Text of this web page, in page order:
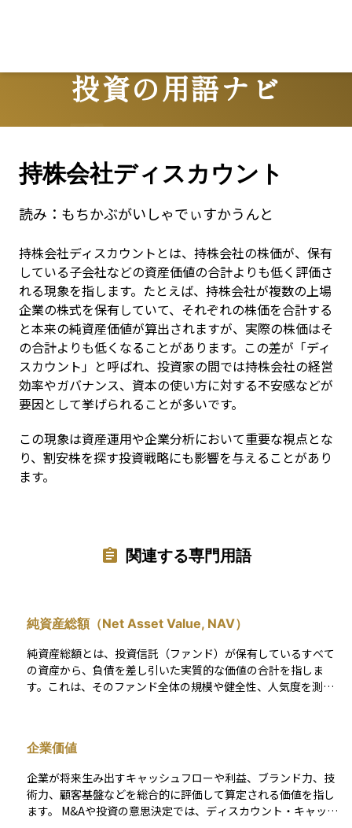
投資の用語ナビ
Terms
持株会社ディスカウント
読み： もちかぶがいしゃでぃすかうんと
持株会社ディスカウントとは、持株会社の株価が、保有
している子会社などの資産価値の合計よりも低く評価さ
れる現象を指します。たとえば、持株会社が複数の上場
企業の株式を保有していて、それぞれの株価を合計する
と本来の純資産価値が算出されますが、実際の株価はそ
の合計よりも低くなることがあります。この差が「ディ
スカウント」と呼ばれ、投資家の間では持株会社の経営
効率やガバナンス、資本の使い方に対する不安感などが
要因として挙げられることが多いです。
この現象は資産運用や企業分析において重要な視点とな
り、割安株を探す投資戦略にも影響を与えることがあり
ます。
関連する専門用語
純資産総額（Net Asset Value, NAV）
純資産総額とは、投資信託（ファンド）が保有しているすべて
の資産から、負債を差し引いた実質的な価値の合計を指しま
す。これは、そのファンド全体の規模や健全性、人気度を測る
純資産総額が増加する傾向にあります。資産運用の観点では、
ファンド選びの際にこの数字を確認することで、流動性の高さ
や安定した運用体制があるかどうかの目安になります。ただ
し、金額が大きいからといって必ずしも運用成績が良いとは限
らないため、他の指標と合わせて判断することが大切です。
企業価値
企業が将来生み出すキャッシュフローや利益、ブランド力、技
術力、顧客基盤などを総合的に評価して算定される価値を指し
ます。 M&Aや投資の意思決定では、ディスカウント・キャッシ